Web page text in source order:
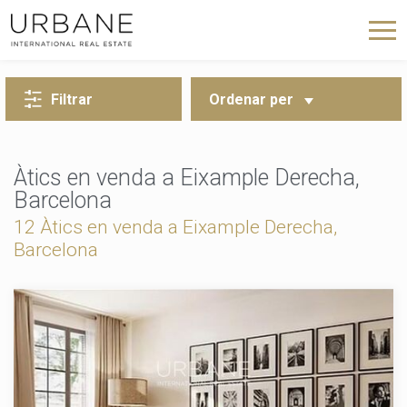
Filtrar Ordenar per
Àtics en venda a Eixample Derecha,
Barcelona
12 Àtics en venda a Eixample Derecha,
Barcelona